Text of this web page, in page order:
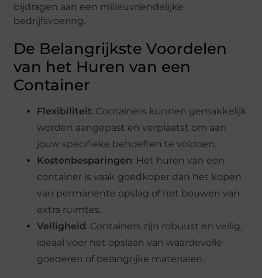
bijdragen aan een milieuvriendelijke
bedrijfsvoering.
De Belangrijkste Voordelen
van het Huren van een
Container
Flexibiliteit: Containers kunnen gemakkelijk
worden aangepast en verplaatst om aan
jouw specifieke behoeften te voldoen.
Kostenbesparingen: Het huren van een
container is vaak goedkoper dan het kopen
van permanente opslag of het bouwen van
extra ruimtes.
Veiligheid: Containers zijn robuust en veilig,
ideaal voor het opslaan van waardevolle
goederen of belangrijke materialen.